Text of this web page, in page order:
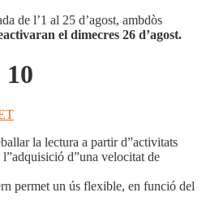
de l’1 al 25 d’agost, ambdòs
el dimecres 26 d’agost.
la lectura a partir d”activitats
d”una velocitat de
permet un ús flexible, en funció del